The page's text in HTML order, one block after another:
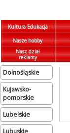
Kultura Edukacja
Nasze hobby
Nasz dział
reklamy
dolnośląskie
kujawsko-
pomorskie
lubelskie
lubuskie